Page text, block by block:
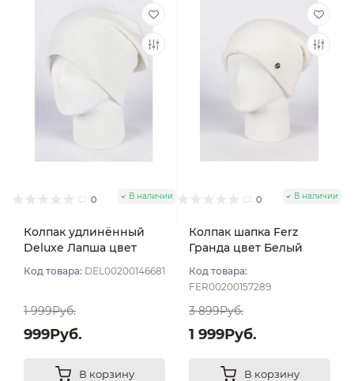
0 В наличии
Колпак удлинённый
Deluxe Лапша цвет
Код товара: DEL00200146681
1 999Руб.
999Руб.
В корзину
0 В наличии
Колпак шапка Ferz
Гранда цвет Белый
Код товара:
FER00200157289
3 899Руб.
1 999Руб.
В корзину